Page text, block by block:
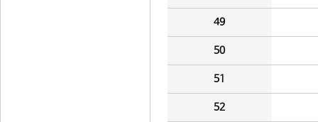
49
50
51
52